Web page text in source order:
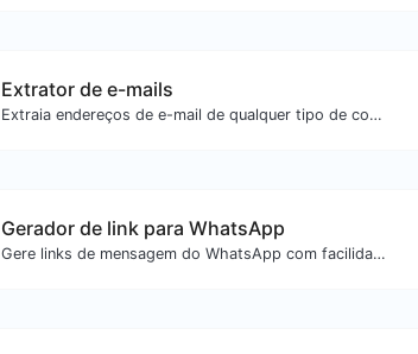
Extrator de e-mails
Extraia endereços de e-mail de qualquer tipo de conteúdo textual.
Gerador de link para WhatsApp
Gere links de mensagem do WhatsApp com facilidade.